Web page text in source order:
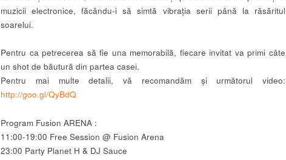
muzicii electronice, făcându-i să simtă vibrația serii până la răsăritul
soarelui.
Pentru ca petrecerea să fie una memorabilă, fiecare invitat va primi câte
un shot de băutură din partea casei.
Pentru mai multe detalii, vă recomandăm și următorul video:
http://goo.gl/QyBdQ
Program Fusion ARENA :
11:00-19:00 Free Session @ Fusion Arena
23:00 Party Planet H & DJ Sauce